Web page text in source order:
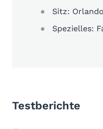
Sitz:
Spezielles:
Testberichte